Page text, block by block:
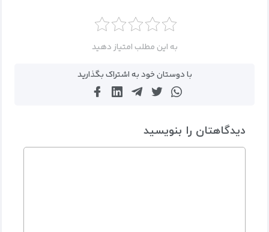
به این مطلب امتیاز دهید
با دوستان خود به اشتراک بگذارید
دیدگاهتان را بنویسید